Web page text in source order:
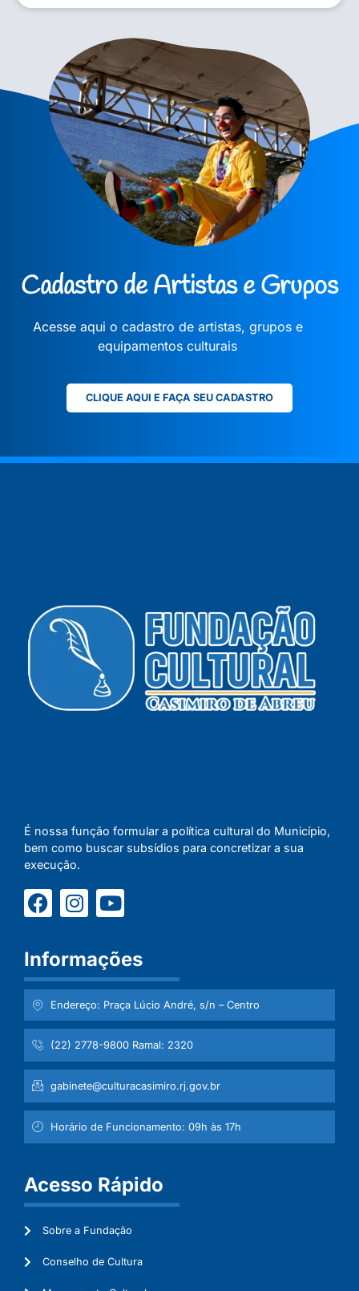
Cadastro de Artistas e Grupos
Acesse aqui o cadastro de artistas, grupos e
equipamentos culturais
CLIQUE AQUI E FAÇA SEU CADASTRO
É nossa função formular a política cultural do Município,
bem como buscar subsídios para concretizar a sua
execução.
Informações
Endereço: Praça Lúcio André, s/n – Centro
(22) 2778-9800 Ramal: 2320
gabinete@culturacasimiro.rj.gov.br
Horário de Funcionamento: 09h às 17h
Acesso Rápido
Sobre a Fundação
Conselho de Cultura